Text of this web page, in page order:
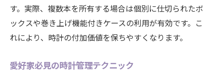
す。実際、複数本を所有する場合は個別に仕切られたボ
ックスや巻き上げ機能付きケースの利用が有効です。こ
れにより、時計の付加価値を保ちやすくなります。
愛好家必見の時計管理テクニック